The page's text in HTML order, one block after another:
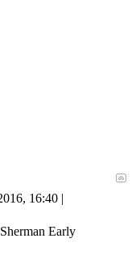
16:40 |
Early